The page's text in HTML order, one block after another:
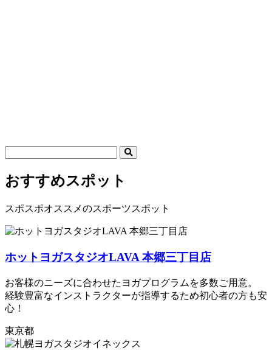
おすすめスポット
スポスポオススメのスポーツスポット
ホットヨガスタジオLAVA 本郷三丁目店
お客様のニーズに合わせたヨガプログラムを多数ご用意。
経験豊富なインストラクターが指導するため初心者の方も安
心！
東京都